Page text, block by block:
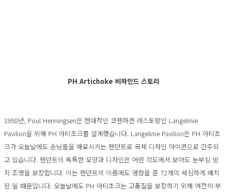
PH Artichoke 비하인드 스토리
1958년, Poul Henningsen은 현대적인 코펜하겐 레스토랑인 Langelinie
Pavilion을 위해 PH 아티초크를 설계했습니다. Langelinie Pavilion은 PH 아티초
크가 오늘날에도 손님들을 매료시키는 펜던트로 국제 디자인 아이콘으로 간주되
고 있습니다. 펜던트의 독특한 모양과 디자인은 어떤 각도에서 보아도 눈부심 방
지 조명을 보장합니다. 이는 펜던트의 이름에도 영향을 준 72개의 세심하게 배치
된 잎 때문입니다. 오늘날에도 PH 아티초크는 고품질을 보장하기 위해 여전히 부